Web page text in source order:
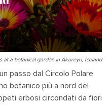
at a botanical garden in Akureyri, Iceland
passo dal Circolo Polare
botanico più a nord del
erbosi circondati da fiori